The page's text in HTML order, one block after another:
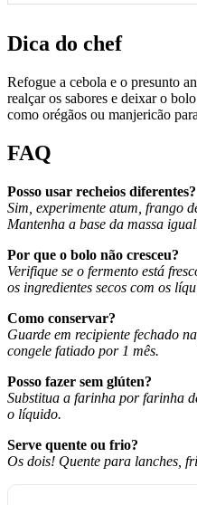
Dica do chef
Refogue a cebola e o presunto
realçar os sabores e deixar o
como orégãos ou manjericão
FAQ
Posso usar recheios diferentes?
Sim, experimente atum, frango
Mantenha a base da massa
Por que o bolo não cresceu?
Verifique se o fermento está
os ingredientes secos com os
Como conservar?
Guarde em recipiente fechado
congele fatiado por 1 mês.
Posso fazer sem glúten?
Substitua a farinha por farinha
o líquido.
Serve quente ou frio?
Os dois! Quente para lanches,